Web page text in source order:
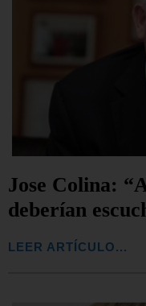
Jose Colina:
deberían
LEER ARTÍCULO...